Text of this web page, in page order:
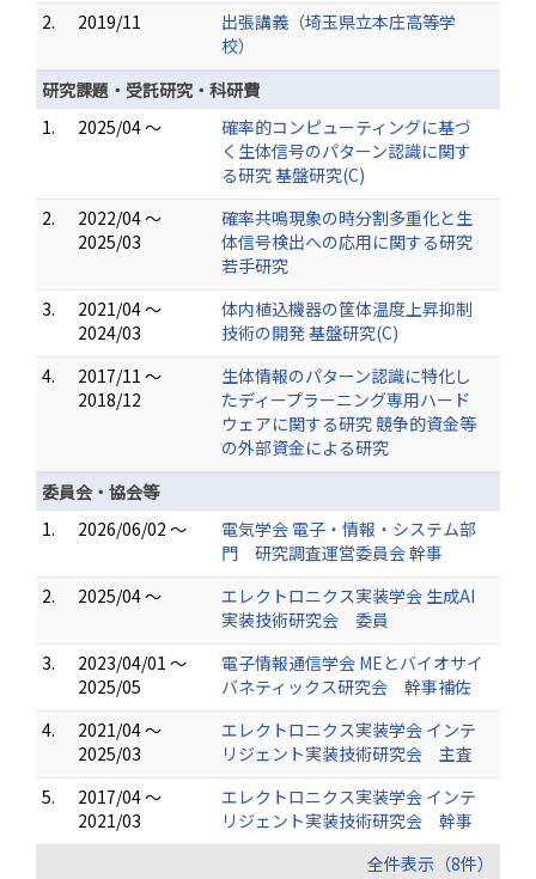
2.
2019/11
出張講義（埼玉県立本庄高等学
校）
研究課題・受託研究・科研費
1.
2025/04 ～
確率的コンピューティングに基づ
く生体信号のパターン認識に関す
る研究 基盤研究(C)
2.
2022/04 ～
2025/03
確率共鳴現象の時分割多重化と生
体信号検出への応用に関する研究
若手研究
3.
2021/04 ～
2024/03
体内植込機器の筐体温度上昇抑制
技術の開発 基盤研究(C)
4.
2017/11 ～
2018/12
生体情報のパターン認識に特化し
たディープラーニング専用ハード
ウェアに関する研究 競争的資金等
の外部資金による研究
委員会・協会等
1.
2026/06/02 ～
電気学会 電子・情報・システム部
門 研究調査運営委員会 幹事
2.
2025/04 ～
エレクトロニクス実装学会 生成AI
実装技術研究会 委員
3.
2023/04/01 ～
2025/05
電子情報通信学会 MEとバイオサイ
バネティックス研究会 幹事補佐
4.
2021/04 ～
2025/03
エレクトロニクス実装学会 インテ
リジェント実装技術研究会 主査
5.
2017/04 ～
2021/03
エレクトロニクス実装学会 インテ
リジェント実装技術研究会 幹事
全件表示（8件）